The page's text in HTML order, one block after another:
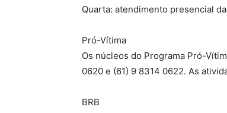
Quarta: atendimento presencial
Pró-Vítima
Os núcleos do Programa Pró-
0620 e (61) 9 8314 0622. As
BRB